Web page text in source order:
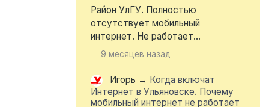
Район УлГУ. Полностью
отсутствует мобильный
интернет. Не работает...
9 месяцев назад
Игорь → Когда включат
Интернет в Ульяновске. Почему
мобильный интернет не работает